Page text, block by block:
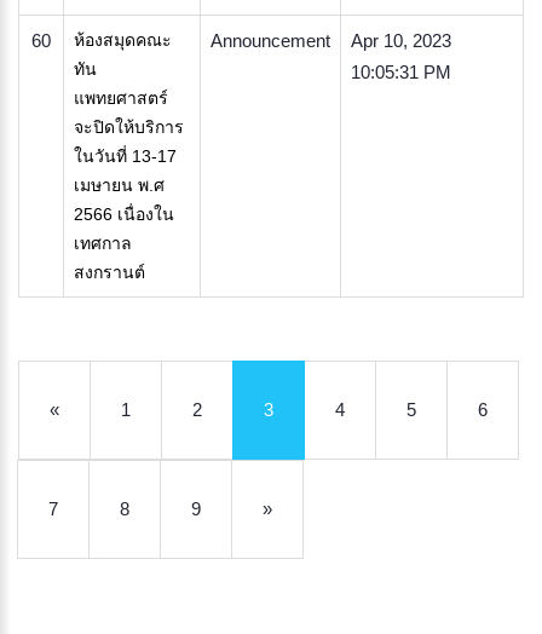
60
ห้องสมุดคณะ
ทัน
แพทยศาสตร์
จะปิดให้บริการ
ในวันที่ 13-17
เมษายน พ.ศ
2566 เนื่องใน
เทศกาล
สงกรานต์
Announcement
Apr 10, 2023
10:05:31 PM
« 1 2 3 4 5 6
7 8 9 »